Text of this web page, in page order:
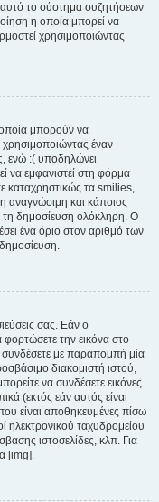
αυτό το σύστημα συζητήσεων
η οποία μπορεί να
χρησιμοποιώντας
οποία μπορούν να
έναν
ενώ :( υποδηλώνει
να εμφανιστεί στη φόρμα
καταχρηστικώς τα smilies,
αναγνώσιμη και κάποιος
τη δημοσίευση ολόκληρη. Ο
ένα όριο στον αριθμό των
σας. Εάν ο
φορτώσετε την εικόνα στο
με παραπομπή μία
διακομιστή ιστού,
να συνδέσετε εικόνες
(εκτός εάν αυτός είναι
είναι αποθηκευμένες πίσω
ηλεκτρονικού ταχυδρομείου
ιστοσελίδες, κλπ. Για
[img].